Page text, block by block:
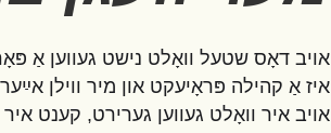
אויב דאָס שטעל וואָלט נישט געווען אַ
איז אַ קהילה פּראָיעקט און מיר ווילן
אויב איר וואָלט געווען גערירט, קענט